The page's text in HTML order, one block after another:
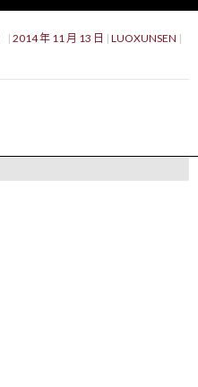
2014 年 11 月 13 日
LUOXUNSEN